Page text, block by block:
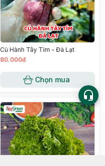
Củ Hành Tây Tím - Đà Lạt
80.000đ
Chọn mua